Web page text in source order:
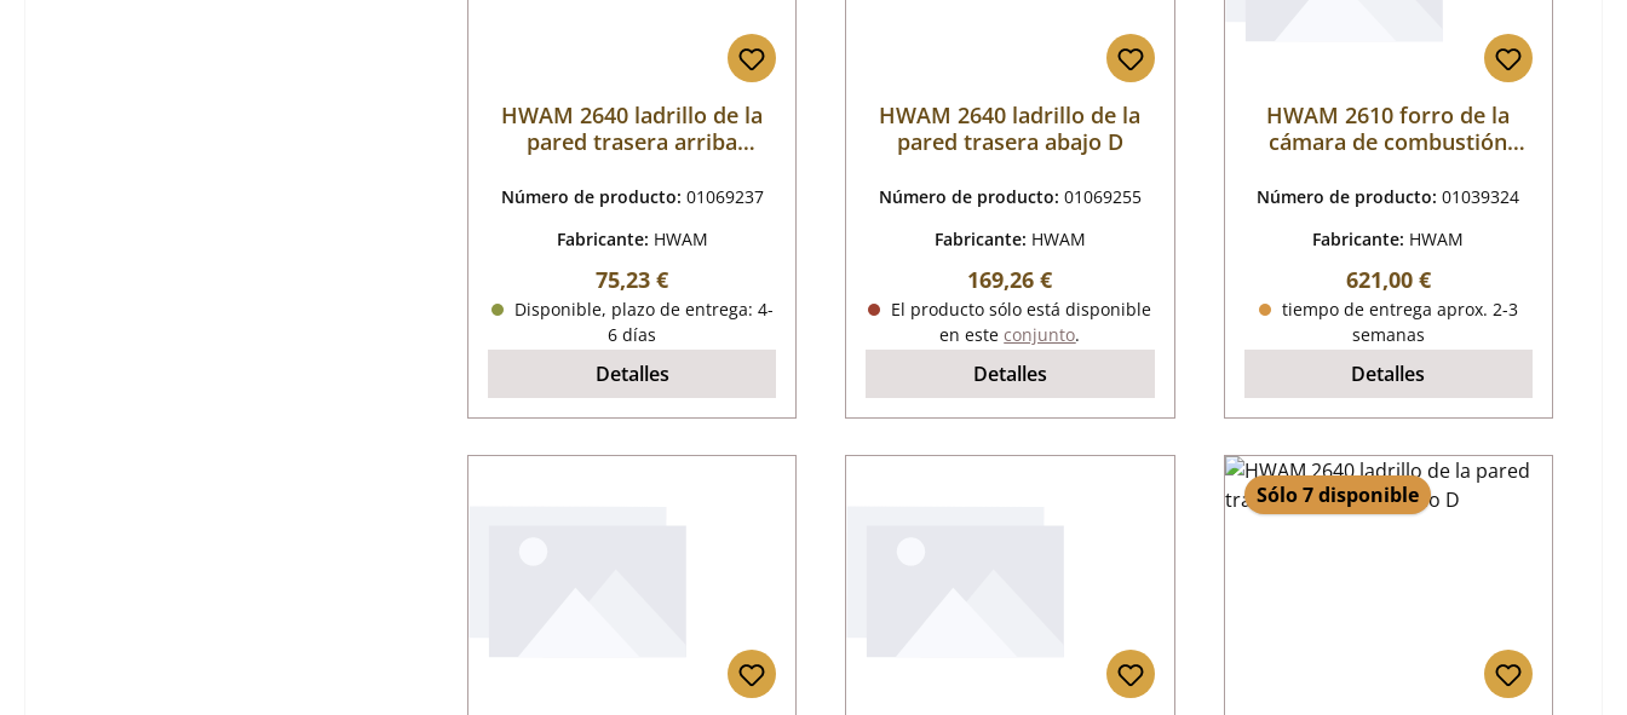
HWAM 2640 ladrillo de la
pared trasera arriba
Número de producto: 01069237
Fabricante: HWAM
Precio normal:
75,23 €
Disponible, plazo de entrega: 4-
6 días
Detalles
HWAM 2640 ladrillo de la
pared trasera abajo D
Número de producto: 01069255
Fabricante: HWAM
Precio normal:
169,26 €
El producto sólo está disponible
en esteconjunto.
Detalles
HWAM 2610 forro de la
cámara de combustión
Número de producto:01039324
Fabricante: HWAM
Precio normal:
621,00 €
tiempo de entrega aprox. 2-3
semanas
Detalles
Sólo 7 disponible